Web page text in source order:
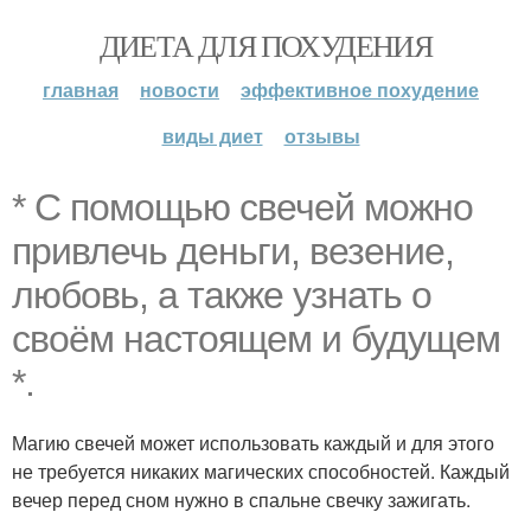
ДИЕТА ДЛЯ ПОХУДЕНИЯ
главная новости
эффективное похудение
виды диет
отзывы
* С помощью свечей можно
привлечь деньги, везение,
любовь, а также узнать о
своём настоящем и будущем
*.
Магию свечей может использовать каждый и для этого
не требуется никаких магических способностей. Каждый
вечер перед сном нужно в спальне свечку зажигать.